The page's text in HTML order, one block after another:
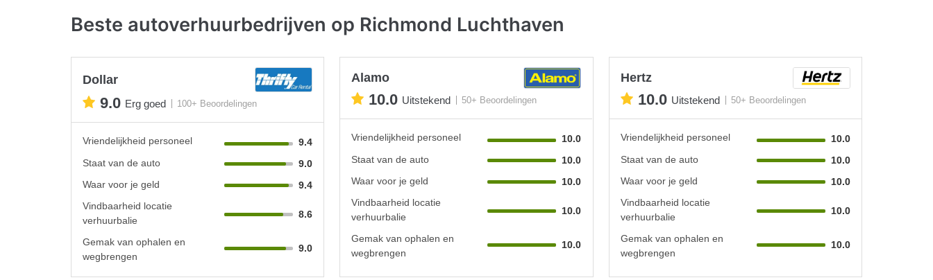
Beste autoverhuurbedrijven op Richmond Luchthaven
Dollar
9.0 Erg goed 100+ Beoordelingen
Vriendelijkheid personeel
9.4
Staat van de auto
9.0
Waar voor je geld
9.4
Vindbaarheid locatie
verhuurbalie
8.6
Gemak van ophalen en
wegbrengen
9.0
Alamo
10.0 Uitstekend 50+ Beoordelingen
Vriendelijkheid personeel
10.0
Staat van de auto
10.0
Waar voor je geld
10.0
Vindbaarheid locatie
verhuurbalie
10.0
Gemak van ophalen en
wegbrengen
10.0
Hertz
10.0 Uitstekend 50+ Beoordelingen
Vriendelijkheid personeel
10.0
Staat van de auto
10.0
Waar voor je geld
10.0
Vindbaarheid locatie
verhuurbalie
10.0
Gemak van ophalen en
wegbrengen
10.0